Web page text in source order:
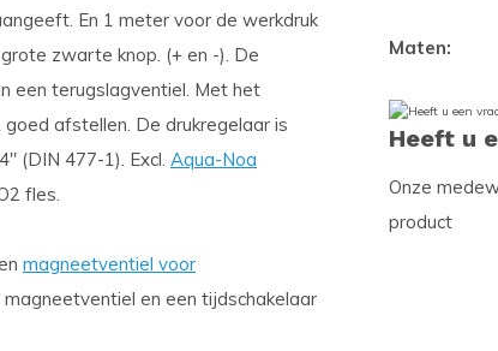
En 1 meter voor de werkdruk
zwarte knop. (+ en -). De
een terugslagventiel. Met het
afstellen. De drukregelaar is
(DIN 477-1). Excl. Aqua-Noa
fles.
magneetventiel voor
en een tijdschakelaar
Maten:
Heeft u
Onze
product